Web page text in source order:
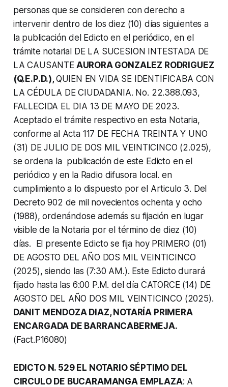
personas que se consideren con derecho a
intervenir dentro de los diez (10) días siguientes a
la publicación del Edicto en el periódico, en el
trámite notarial DE LA SUCESION INTESTADA DE
LA CAUSANTE AURORA GONZALEZ RODRIGUEZ
(Q.E.P.D.),QUIEN EN VIDA SE IDENTIFICABA CON
LA CÉDULA DE CIUDADANIA. No. 22.388.093,
FALLECIDA EL DIA 13 DE MAYO DE 2023.
Aceptado el trámite respectivo en esta Notaria,
conforme al Acta 117 DE FECHA TREINTA Y UNO
(31) DE JULIO DE DOS MIL VEINTICINCO (2.025),
se ordena la publicación de este Edicto en el
periódico y en la Radio difusora local. en
cumplimiento a lo dispuesto por el Articulo 3. Del
Decreto 902 de mil novecientos ochenta y ocho
(1988), ordenándose además su fijación en lugar
visible de la Notaria por el término de diez (10)
días. El presente Edicto se fija hoy PRIMERO (01)
DE AGOSTO DEL AÑO DOS MIL VEINTICINCO
(2025), siendo las (7:30 AM.). Este Edicto durará
fijado hasta las 6:00 P.M. del día CATORCE (14) DE
AGOSTO DEL AÑO DOS MIL VEINTICINCO (2025).
DANIT MENDOZA DIAZ, NOTARÍA PRIMERA
ENCARGADA DE BARRANCABERMEJA.
(Fact.P16080)
EDICTO N. 529 EL NOTARIO SÉPTIMO DEL
CIRCULO DE BUCARAMANGA EMPLAZA: A